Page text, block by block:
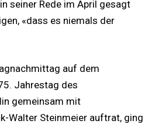
seiner Rede im April gesagt
«dass es niemals der
auf dem
Jahrestag des
gemeinsam mit
Walter Steinmeier auftrat, ging